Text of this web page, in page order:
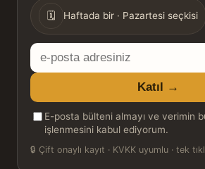
🗓 Haftada bir · Pazartesi seçkisi
E-
posta
adresiniz
Katıl →
E-posta bülteni almayı ve verimin
işlenmesini kabul ediyorum.
🔒 Çift onaylı kayıt · KVKK uyumlu · tek